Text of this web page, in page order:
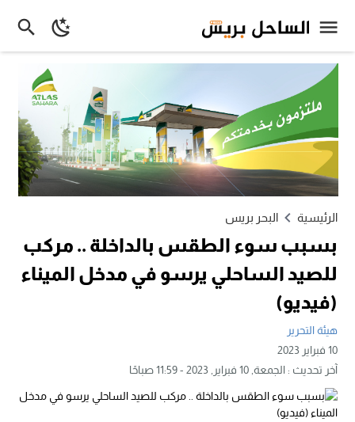
الرئيسية البحر بريس
بسبب سوء الطقس بالداخلة .. مركب
للصيد الساحلي يرسو في مدخل الميناء
(فيديو)
هيئة التحرير
10 فبراير 2023
آخر تحديث :الجمعة, 10 فبراير, 2023 - 11:59 صباحًا